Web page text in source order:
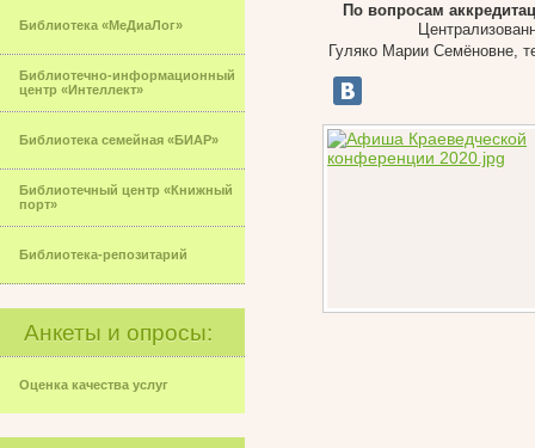
Библиотека «МеДиаЛог»
Библиотечно-информационный
центр «Интеллект»
Библиотека семейная «БИАР»
Библиотечный центр «Книжный
порт»
Библиотека-репозитарий
Анкеты и опросы:
Оценка качества услуг
По вопросам
Гуляко Марии Семёновне,